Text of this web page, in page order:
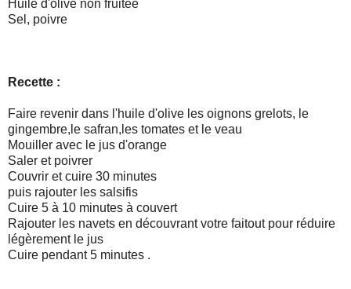
Huile d'olive non fruitée
Sel, poivre
Recette :
Faire revenir dans l'huile d'olive les oignons grelots, le
gingembre,le safran,les tomates et le veau
Mouiller avec le jus d'orange
Saler et poivrer
Couvrir et cuire 30 minutes
puis rajouter les salsifis
Cuire 5 à 10 minutes à couvert
Rajouter les navets en découvrant votre faitout pour réduire
légèrement le jus
Cuire pendant 5 minutes .